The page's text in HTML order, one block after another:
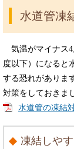
水道管凍
気温がマイナス4
度以下）になると
する恐れがありま
対策をしておきま
水道管の凍結
凍結しや